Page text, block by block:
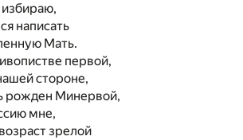
написать
Мать.
первой,
стороне,
рожден Минервой,
мне,
зрелой